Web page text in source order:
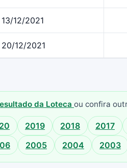
13/12/2021
20/12/2021
da Loteca ou confira
2019 2018 2017
2005 2004 2003